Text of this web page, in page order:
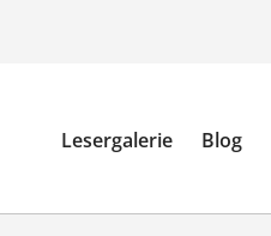
Lesergalerie Blog